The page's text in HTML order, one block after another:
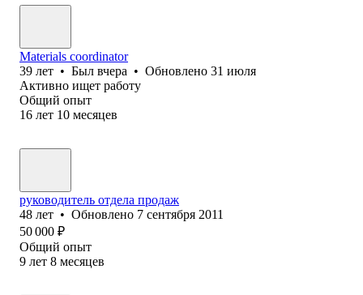
Materials coordinator
39 лет • Был вчера • Обновлено 31 июля
Активно ищет работу
Общий опыт
16 лет 10 месяцев
руководитель отдела продаж
48 лет • Обновлено 7 сентября 2011
50 000 ₽
Общий опыт
9 лет 8 месяцев